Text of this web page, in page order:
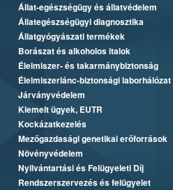
Állat-egészségügy és állatvédelem
Állategészségügyi diagnosztika
Állatgyógyászati termékek
Borászat és alkoholos italok
Élelmiszer- és takarmánybiztonság
Élelmiszerlánc-biztonsági laborhálózat
Járványvédelem
Kiemelt ügyek, EUTR
Kockázatkezelés
Mezőgazdasági genetikai erőforrások
Növényvédelem
Nyilvántartási és Felügyeleti Díj
Rendszerszervezés és felügyelet